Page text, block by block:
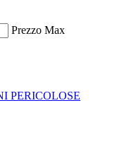
Prezzo Max
PERICOLOSE